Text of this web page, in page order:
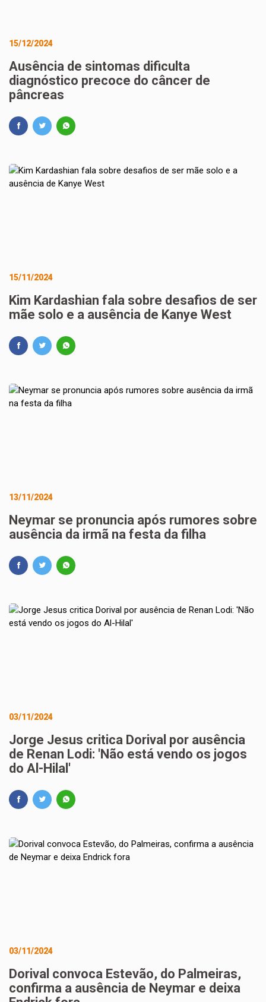
15/12/2024
Ausência de sintomas dificulta
diagnóstico precoce do câncer de
pâncreas
15/11/2024
Kim Kardashian fala sobre desafios de ser
mãe solo e a ausência de Kanye West
13/11/2024
Neymar se pronuncia após rumores sobre
ausência da irmã na festa da filha
03/11/2024
Jorge Jesus critica Dorival por ausência
de Renan Lodi: 'Não está vendo os jogos
do Al-Hilal'
03/11/2024
Dorival convoca Estevão, do Palmeiras,
confirma a ausência de Neymar e deixa